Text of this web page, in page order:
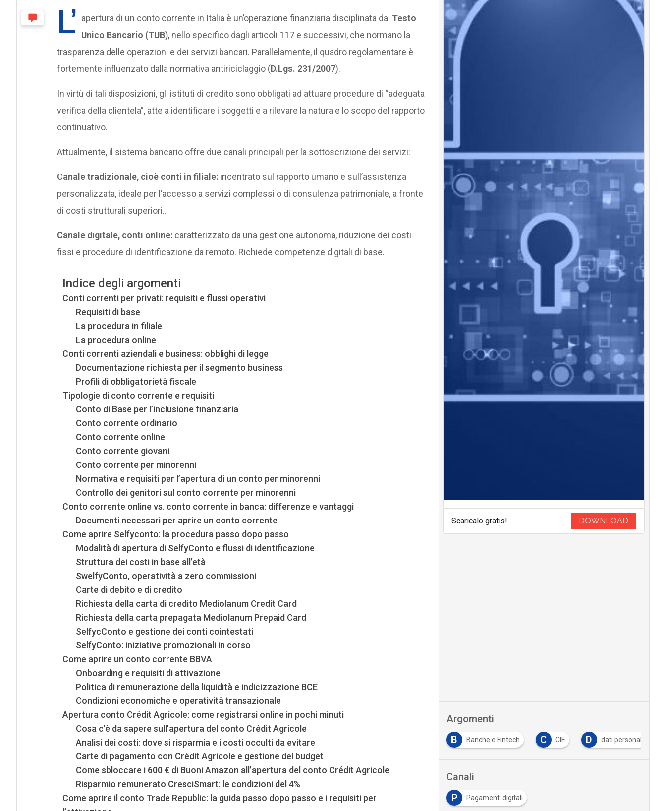
L’ apertura di un conto corrente in Italia è un’operazione finanziaria disciplinata dal Testo
Unico Bancario (TUB), nello specifico dagli articoli 117 e successivi, che normano la
trasparenza delle operazioni e dei servizi bancari. Parallelamente, il quadro regolamentare è
fortemente influenzato dalla normativa antiriciclaggio (D.Lgs. 231/2007).
In virtù di tali disposizioni, gli istituti di credito sono obbligati ad attuare procedure di “adeguata
verifica della clientela”, atte a identificare i soggetti e a rilevare la natura e lo scopo del rapporto
continuativo.
Attualmente, il sistema bancario offre due canali principali per la sottoscrizione dei servizi:
Canale tradizionale, cioè conti in filiale:incentrato sul rapporto umano e sull’assistenza
personalizzata, ideale per l’accesso a servizi complessi o di consulenza patrimoniale, a fronte
di costi strutturali superiori..
Canale digitale, conti online:caratterizzato da una gestione autonoma, riduzione dei costi
fissi e procedure di identificazione da remoto. Richiede competenze digitali di base.
Indice degli argomenti
Conti correnti per privati: requisiti e flussi operativi
Requisiti di base
La procedura in filiale
La procedura online
Conti correnti aziendali e business: obblighi di legge
Documentazione richiesta per il segmento business
Profili di obbligatorietà fiscale
Tipologie di conto corrente e requisiti
Conto di Base per l’inclusione finanziaria
Conto corrente ordinario
Conto corrente online
Conto corrente giovani
Conto corrente per minorenni
Normativa e requisiti per l’apertura di un conto per minorenni
Controllo dei genitori sul conto corrente per minorenni
Conto corrente online vs. conto corrente in banca: differenze e vantaggi
Documenti necessari per aprire un conto corrente
Come aprire Selfyconto: la procedura passo dopo passo
Modalità di apertura di SelfyConto e flussi di identificazione
Struttura dei costi in base all’età
SwelfyConto, operatività a zero commissioni
Carte di debito e di credito
Richiesta della carta di credito Mediolanum Credit Card
Richiesta della carta prepagata Mediolanum Prepaid Card
SelfycConto e gestione dei conti cointestati
SelfyConto: iniziative promozionali in corso
Come aprire un conto corrente BBVA
Onboarding e requisiti di attivazione
Politica di remunerazione della liquidità e indicizzazione BCE
Condizioni economiche e operatività transazionale
Apertura conto Crédit Agricole: come registrarsi online in pochi minuti
Cosa c’è da sapere sull’apertura del conto Crédit Agricole
Analisi dei costi: dove si risparmia e i costi occulti da evitare
Carte di pagamento con Crédit Agricole e gestione del budget
Come sbloccare i 600 € di Buoni Amazon all’apertura del conto Crédit Agricole
Risparmio remunerato CresciSmart: le condizioni del 4%
Come aprire il conto Trade Republic: la guida passo dopo passo e i requisiti per
Scaricalo gratis! DOWNLOAD
Argomenti
B Banche e Fintech C CIE D dati personali
Canali
P
Pagamenti digitali